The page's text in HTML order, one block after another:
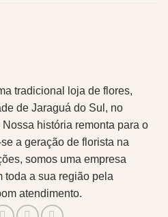
tradicional loja de flores,
de Jaraguá do Sul, no
história remonta para o
a geração de florista na
somos uma empresa
toda a sua região pela
atendimento.